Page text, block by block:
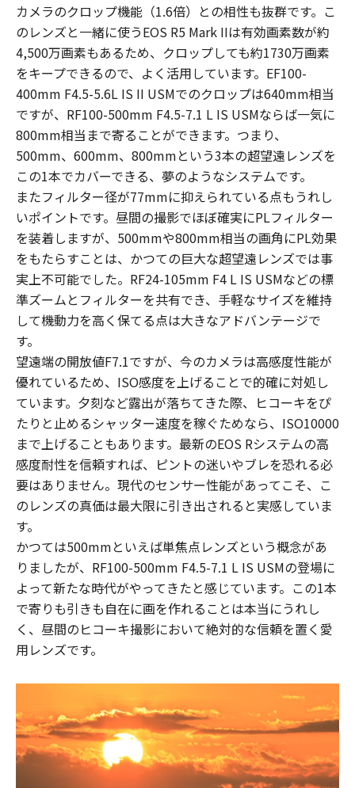
カメラのクロップ機能（1.6倍）との相性も抜群です。こ
のレンズと一緒に使うEOS R5 Mark IIは有効画素数が約
4,500万画素もあるため、クロップしても約1730万画素
をキープできるので、よく活用しています。EF100-
400mm F4.5-5.6L IS II USMでのクロップは640mm相当
ですが、RF100-500mm F4.5-7.1 L IS USMならば一気に
800mm相当まで寄ることができます。つまり、
500mm、600mm、800mmという3本の超望遠レンズを
この1本でカバーできる、夢のようなシステムです。
またフィルター径が77mmに抑えられている点もうれし
いポイントです。昼間の撮影でほぼ確実にPLフィルター
を装着しますが、500mmや800mm相当の画角にPL効果
をもたらすことは、かつての巨大な超望遠レンズでは事
実上不可能でした。RF24-105mm F4 L IS USMなどの標
準ズームとフィルターを共有でき、手軽なサイズを維持
して機動力を高く保てる点は大きなアドバンテージで
す。
望遠端の開放値F7.1ですが、今のカメラは高感度性能が
優れているため、ISO感度を上げることで的確に対処し
ています。夕刻など露出が落ちてきた際、ヒコーキをぴ
たりと止めるシャッター速度を稼ぐためなら、ISO10000
まで上げることもあります。最新のEOS Rシステムの高
感度耐性を信頼すれば、ピントの迷いやブレを恐れる必
要はありません。現代のセンサー性能があってこそ、こ
のレンズの真価は最大限に引き出されると実感していま
す。
かつては500mmといえば単焦点レンズという概念があ
りましたが、RF100-500mm F4.5-7.1 L IS USMの登場に
よって新たな時代がやってきたと感じています。この1本
で寄りも引きも自在に画を作れることは本当にうれし
く、昼間のヒコーキ撮影において絶対的な信頼を置く愛
用レンズです。